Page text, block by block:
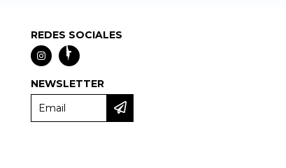
REDES SOCIALES
NEWSLETTER